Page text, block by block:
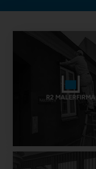
R2 MALERFIRMA